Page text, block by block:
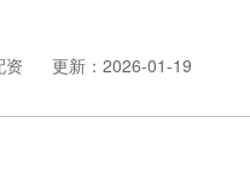
资
更新：2026-01-19